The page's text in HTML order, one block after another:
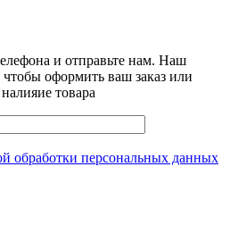
и отправьте нам. Наш
оформить ваш заказ или
товара
обработки персональных данных